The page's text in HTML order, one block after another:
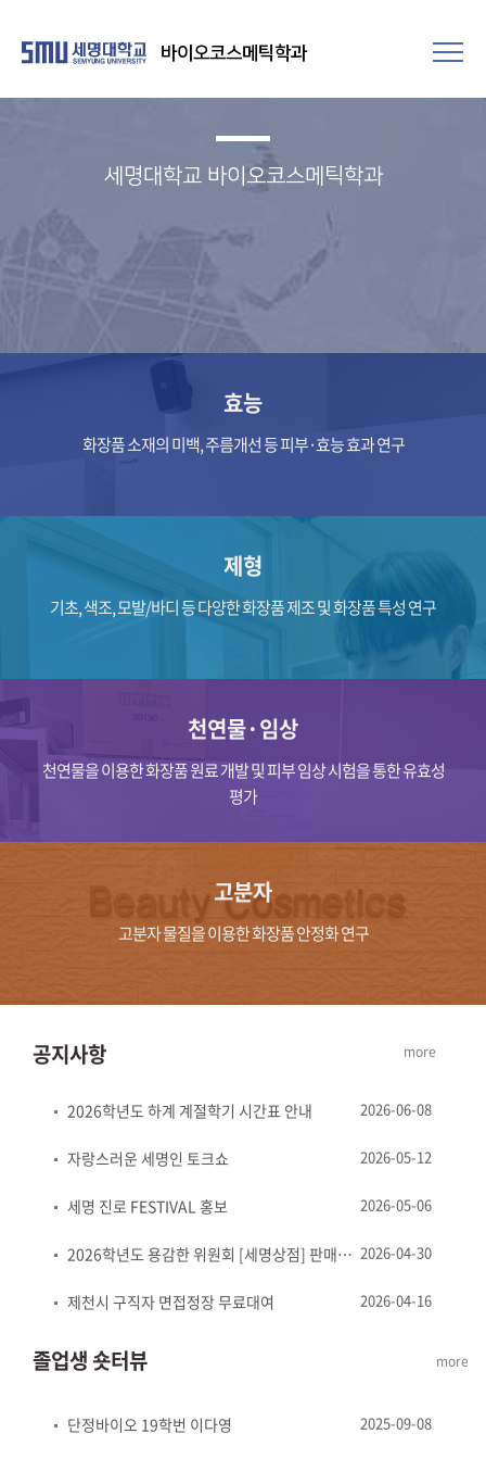
바이오코스메틱학과
세명대학교 바이오코스메틱학과
효능
화장품 소재의 미백, 주름개선 등 피부·효능 효과 연구
제형
기초, 색조, 모발/바디 등 다양한 화장품 제조 및 화장품 특성 연구
천연물·임상​
천연물을 이용한 화장품 원료 개발 및 피부 임상 시험을 통한 유효성
평가
고분자​
고분자 물질을 이용한 화장품 안정화 연구
공지사항
2026학년도 하계 계절학기 시간표 안내 2026-06-08
자랑스러운 세명인 토크쇼 2026-05-12
세명 진로 FESTIVAL 홍보 2026-05-06
2026학년도 용감한 위원회 [세명상점] 판매물품 접수 2026-04-30
제천시 구직자 면접정장 무료대여 2026-04-16
more
졸업생 숏터뷰
단정바이오 19학번 이다영 2025-09-08
more